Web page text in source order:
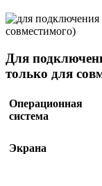
Для
только для
Операционная
система
Экрана